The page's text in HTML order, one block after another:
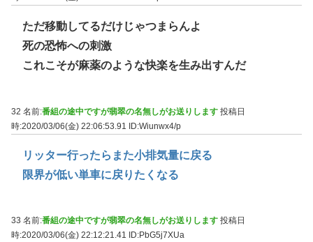
ただ移動してるだけじゃつまらんよ
死の恐怖への刺激
これこそが麻薬のような快楽を生み出すんだ
32 名前:番組の途中ですが翡翠の名無しがお送りします 投稿日
時:2020/03/06(金) 22:06:53.91 ID:Wiunwx4/p
リッター行ったらまた小排気量に戻る
限界が低い単車に戻りたくなる
33 名前:番組の途中ですが翡翠の名無しがお送りします 投稿日
時:2020/03/06(金) 22:12:21.41
ID:PbG5j7XUa